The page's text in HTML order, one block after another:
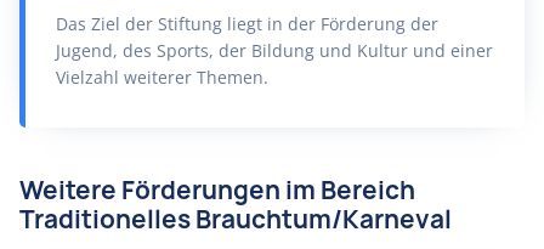
Das Ziel der Stiftung liegt in der Förderung der
Jugend, des Sports, der Bildung und Kultur und einer
Vielzahl weiterer Themen.
Weitere Förderungen im Bereich
Traditionelles Brauchtum/Karneval